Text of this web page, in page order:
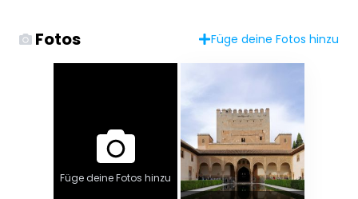
Fotos Füge deine Fotos hinzu
Füge deine Fotos hinzu